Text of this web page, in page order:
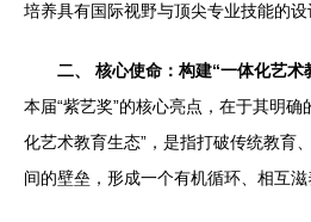
培养具有国际视野与顶尖专业技能的设
二、 核心使命：构建“一体化艺术
本届“紫艺奖”的核心亮点，在于其明
化艺术教育生态”，是指打破传统教育
间的壁垒，形成一个有机循环、相互滋